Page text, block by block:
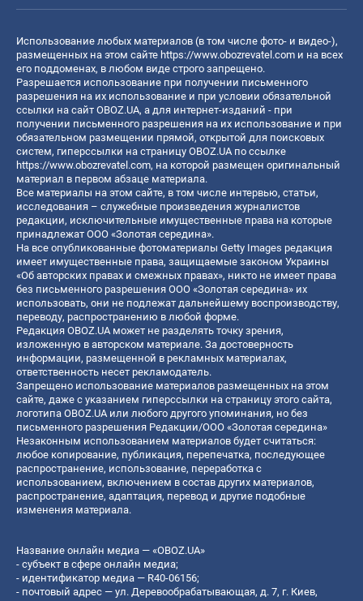
Использование любых материалов (в том числе фото- и видео-),
размещенных на этом сайте https://www.obozrevatel.com и на всех
его поддоменах, в любом виде строго запрещено.
Разрешается использование при получении письменного
разрешения на их использование и при условии обязательной
ссылки на сайт OBOZ.UA, а для интернет-изданий - при
получении письменного разрешения на их использование и при
обязательном размещении прямой, открытой для поисковых
систем, гиперссылки на страницу OBOZ.UA по ссылке
https://www.obozrevatel.com, на которой размещен оригинальный
материал в первом абзаце материала.
Все материалы на этом сайте, в том числе интервью, статьи,
исследования – служебные произведения журналистов
редакции, исключительные имущественные права на которые
принадлежат ООО «Золотая середина».
На все опубликованные фотоматериалы Getty Images редакция
имеет имущественные права, защищаемые законом Украины
«Об авторских правах и смежных правах», никто не имеет права
без письменного разрешения ООО «Золотая середина» их
использовать, они не подлежат дальнейшему воспроизводству,
переводу, распространению в любой форме.
Редакция OBOZ.UA может не разделять точку зрения,
изложенную в авторском материале. За достоверность
информации, размещенной в рекламных материалах,
ответственность несет рекламодатель.
Запрещено использование материалов размещенных на этом
сайте, даже с указанием гиперссылки на страницу этого сайта,
логотипа OBOZ.UA или любого другого упоминания, но без
письменного разрешения Редакции/ООО «Золотая середина»
Незаконным использованием материалов будет считаться:
любое копирование, публикация, перепечатка, последующее
распространение, использование, переработка с
использованием, включением в состав других материалов,
распространение, адаптация, перевод и другие подобные
изменения материала.
Название онлайн медиа — «OBOZ.UA»
- субъект в сфере онлайн медиа;
- идентификатор медиа — R40-06156;
- почтовый адрес — ул. Деревообрабатывающая, д. 7, г. Киев,